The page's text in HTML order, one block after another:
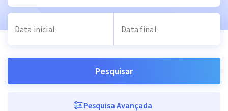
Pesquisar
Pesquisa Avançada